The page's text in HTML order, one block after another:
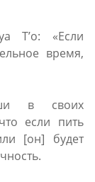
Т’о: «Если
время,
в своих
если пить
[он] будет